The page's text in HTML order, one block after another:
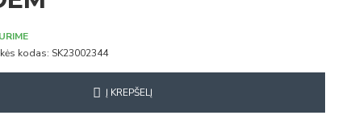
kodas: SK23002344
Į KREPŠELĮ